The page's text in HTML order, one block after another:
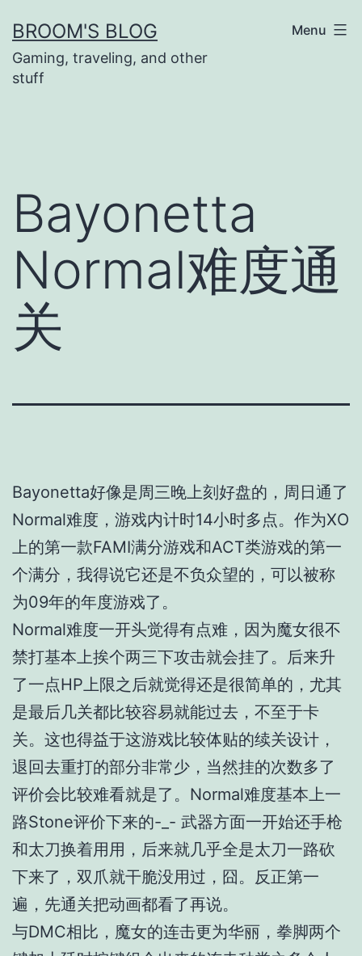
to
content
BROOM'S BLOG
Gaming, traveling, and other
stuff
Menu
Bayonetta
Normal难度通
关
Bayonetta好像是周三晚上刻好盘的，周日通了
Normal难度，游戏内计时14小时多点。作为XO
上的第一款FAMI满分游戏和ACT类游戏的第一
个满分，我得说它还是不负众望的，可以被称
为09年的年度游戏了。
Normal难度一开头觉得有点难，因为魔女很不
禁打基本上挨个两三下攻击就会挂了。后来升
了一点HP上限之后就觉得还是很简单的，尤其
是最后几关都比较容易就能过去，不至于卡
关。这也得益于这游戏比较体贴的续关设计，
退回去重打的部分非常少，当然挂的次数多了
评价会比较难看就是了。Normal难度基本上一
路Stone评价下来的-_- 武器方面一开始还手枪
和太刀换着用用，后来就几乎全是太刀一路砍
下来了，双爪就干脆没用过，囧。反正第一
遍，先通关把动画都看了再说。
与DMC相比，魔女的连击更为华丽，拳脚两个